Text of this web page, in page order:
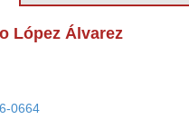
López Álvarez
0664